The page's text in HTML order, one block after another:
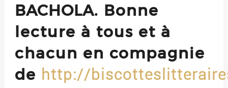
BACHOLA. Bonne
lecture à tous et à
chacun en compagnie
de http://